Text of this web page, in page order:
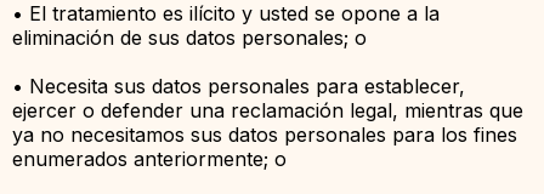
• El tratamiento es ilícito y usted se opone a la
eliminación de sus datos personales; o
• Necesita sus datos personales para establecer,
ejercer o defender una reclamación legal, mientras que
ya no necesitamos sus datos personales para los fines
enumerados anteriormente; o